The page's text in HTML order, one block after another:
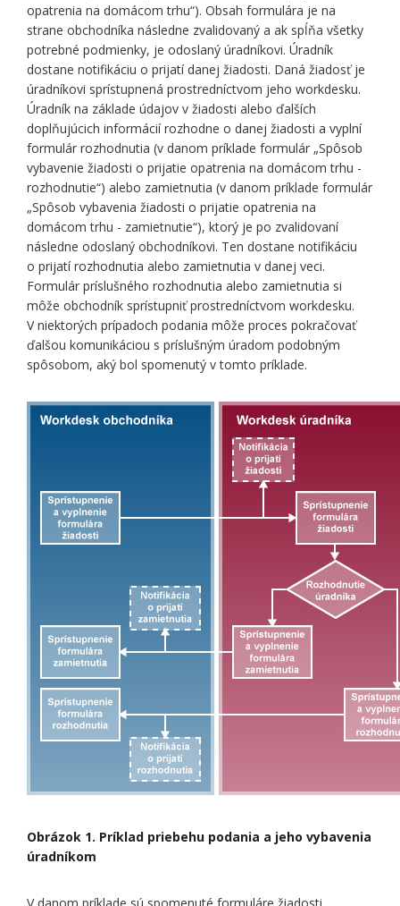
opatrenia na domácom trhu“). Obsah formulára je na
strane obchodníka následne zvalidovaný a ak spĺňa všetky
potrebné podmienky, je odoslaný úradníkovi. Úradník
dostane notifikáciu o prijatí danej žiadosti. Daná žiadosť je
úradníkovi sprístupnená prostredníctvom jeho workdesku.
Úradník na základe údajov v žiadosti alebo ďalších
doplňujúcich informácií rozhodne o danej žiadosti a vyplní
formulár rozhodnutia (v danom príklade formulár „Spôsob
vybavenie žiadosti o prijatie opatrenia na domácom trhu -
rozhodnutie“) alebo zamietnutia (v danom príklade formulár
„Spôsob vybavenia žiadosti o prijatie opatrenia na
domácom trhu - zamietnutie“), ktorý je po zvalidovaní
následne odoslaný obchodníkovi. Ten dostane notifikáciu
o prijatí rozhodnutia alebo zamietnutia v danej veci.
Formulár príslušného rozhodnutia alebo zamietnutia si
môže obchodník sprístupniť prostredníctvom workdesku.
V niektorých prípadoch podania môže proces pokračovať
ďalšou komunikáciou s príslušným úradom podobným
spôsobom, aký bol spomenutý v tomto príklade.
Obrázok 1. Príklad priebehu podania a jeho vybavenia
úradníkom